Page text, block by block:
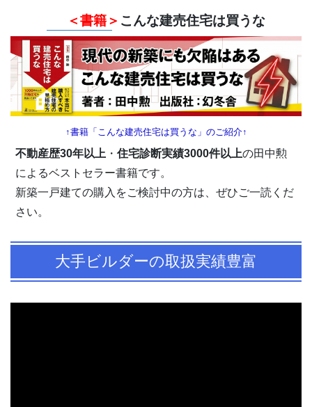
＜書籍＞ こんな建売住宅は買うな
↑書籍「こんな建売住宅は買うな」のご紹介↑
不動産歴30年以上 ・ 住宅診断実績3000件以上の田中勲
によるベストセラー書籍です。
新築一戸建ての購入をご検討中の方は、ぜひご一読くだ
さい。
大手ビルダーの取扱実績豊富